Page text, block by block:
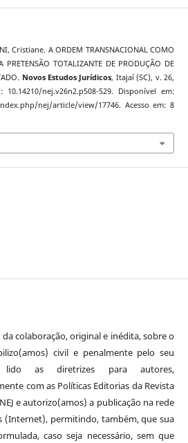
Cristiane. A ORDEM TRANSNACIONAL COMO
PRETENSÃO TOTALIZANTE DE PRODUÇÃO DE
Novos Estudos Jurí­dicos, Itajaí­ (SC), v. 26,
nej.v26n2.p508-529. Disponível em:
nej/article/view/17746. Acesso em: 8
colaboração, original e inédita, sobre o
civil e penalmente pelo seu
as diretrizes para autores,
com as Políticas Editorias da Revista
e autorizo(amos) a publicação na rede
(Internet), permitindo, também, que sua
caso seja necessário, sem que